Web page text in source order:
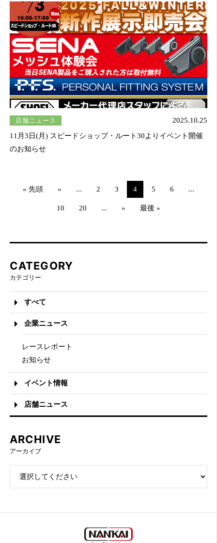
店舗ニュース
2025.10.25
11月3日(月) スピードショップ・ルート30よりイベント開催
のお知らせ
« 先頭 « ... 2 3 4 5 6 ...
10 20 ... » 最後 »
CATEGORY
カテゴリー
すべて
企業ニュース
レースレポート
お知らせ
イベント情報
店舗ニュース
ARCHIVE
アーカイブ